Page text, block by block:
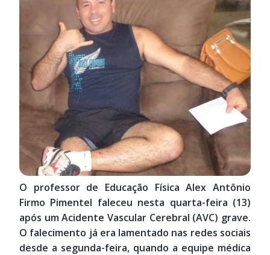
O professor de Educação Física Alex Antônio
Firmo Pimentel faleceu nesta quarta-feira (13)
após um Acidente Vascular Cerebral (AVC) grave.
O falecimento já era lamentado nas redes sociais
desde a segunda-feira, quando a equipe médica